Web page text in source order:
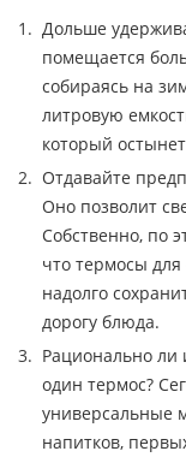
Дольше
помещается
собираясь на
литровую
который
Отдавайте
Оно позволит
Собственно, по
что термосы
надолго
дорогу блюда.
Рационально ли
один термос?
универсальные
напитков,